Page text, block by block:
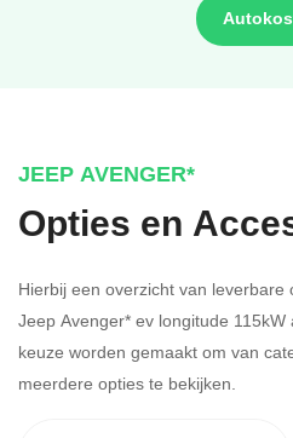
JEEP AVENGER*
Opties en
Hierbij een overzicht van
Jeep Avenger* ev longitude
keuze worden gemaakt om van
meerdere opties te bekijken.